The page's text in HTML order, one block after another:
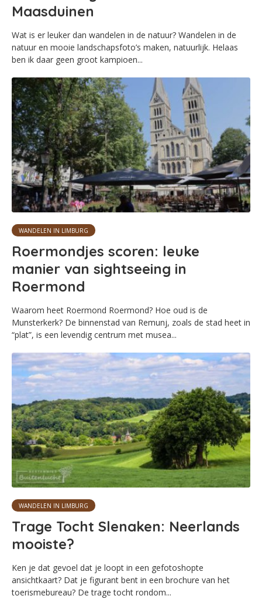
Maasduinen
Wat is er leuker dan wandelen in de natuur? Wandelen in de
natuur en mooie landschapsfoto’s maken, natuurlijk. Helaas
ben ik daar geen groot kampioen...
WANDELEN IN LIMBURG
Roermondjes scoren: leuke
manier van sightseeing in
Roermond
Waarom heet Roermond Roermond? Hoe oud is de
Munsterkerk? De binnenstad van Remunj, zoals de stad heet in
“plat”, is een levendig centrum met musea...
WANDELEN IN LIMBURG
Trage Tocht Slenaken: Neerlands
mooiste?
Ken je dat gevoel dat je loopt in een gefotoshopte
ansichtkaart? Dat je figurant bent in een brochure van het
toerismebureau? De trage tocht rondom...